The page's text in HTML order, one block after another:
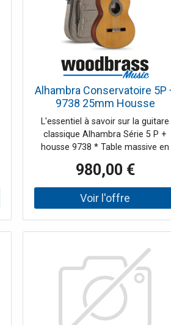
Alhambra Conservatoire 5P
9738 25mm Housse
L'essentiel à savoir sur la guitare
classique Alhambra Série 5 P +
housse 9738 * Table massive en
chaleur et belles nuances pour le
jeu en classique comme en
fingerstyle. * Ligne Conservatoire :
un niveau de finition et de
toucher fluide). * Palissandre indien
au dos et aux éclisses : projection
généreuse, graves présents et
sustain naturel. * Housse Alhambra
9738 incluse : rembourrage 25 mm
/ 0,98", 3 poches, sangles et
980,00 €